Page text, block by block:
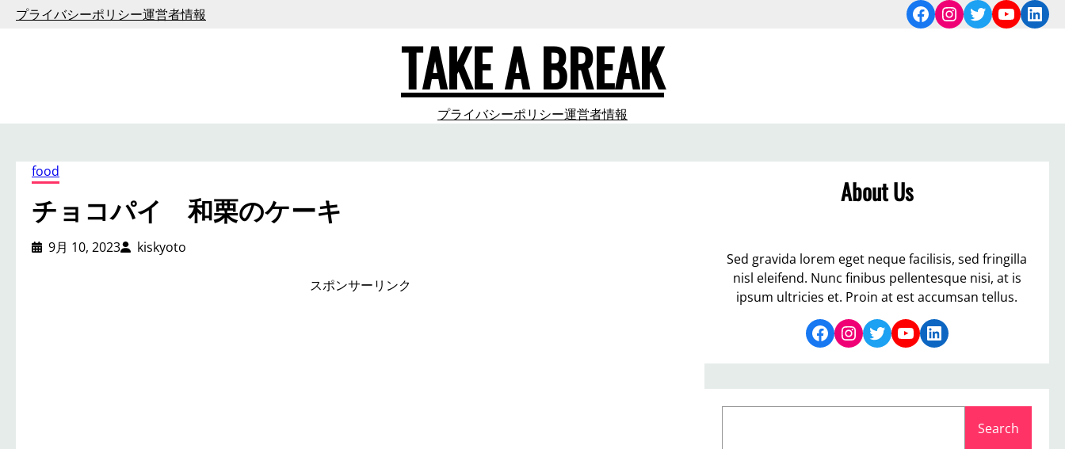
プ
プライバシーポリシー運営者情報 Facebook
Instagram
Twitter
TAKE A BREAK
プライバシーポリシー運営者情報
food
チョコパイ 和栗のケーキ
9月 10, 2023 kiskyoto
スポンサーリンク
About Us
Sed gravida lorem eget neque facilisis, sed fringilla
nisl eleifend. Nunc finibus pellentesque nisi, at is
ipsum ultricies et. Proin at est accumsan tellus.
Facebook Instagram Twitter YouTube LinkedIn
Search